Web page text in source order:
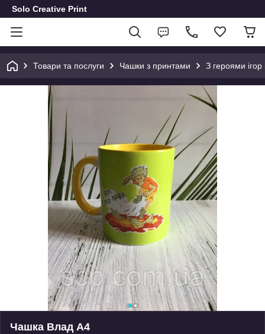
Solo Creative Print
Товари та послуги Чашки з принтами З героями ігор
Чашка Влад А4